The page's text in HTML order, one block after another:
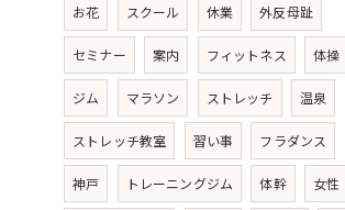
お花 スクール 休業 外反母趾
セミナー 案内 フィットネス 体操
ジム マラソン ストレッチ 温泉
ストレッチ教室 習い事 フラダンス
神戸 トレーニングジム 体幹 女性